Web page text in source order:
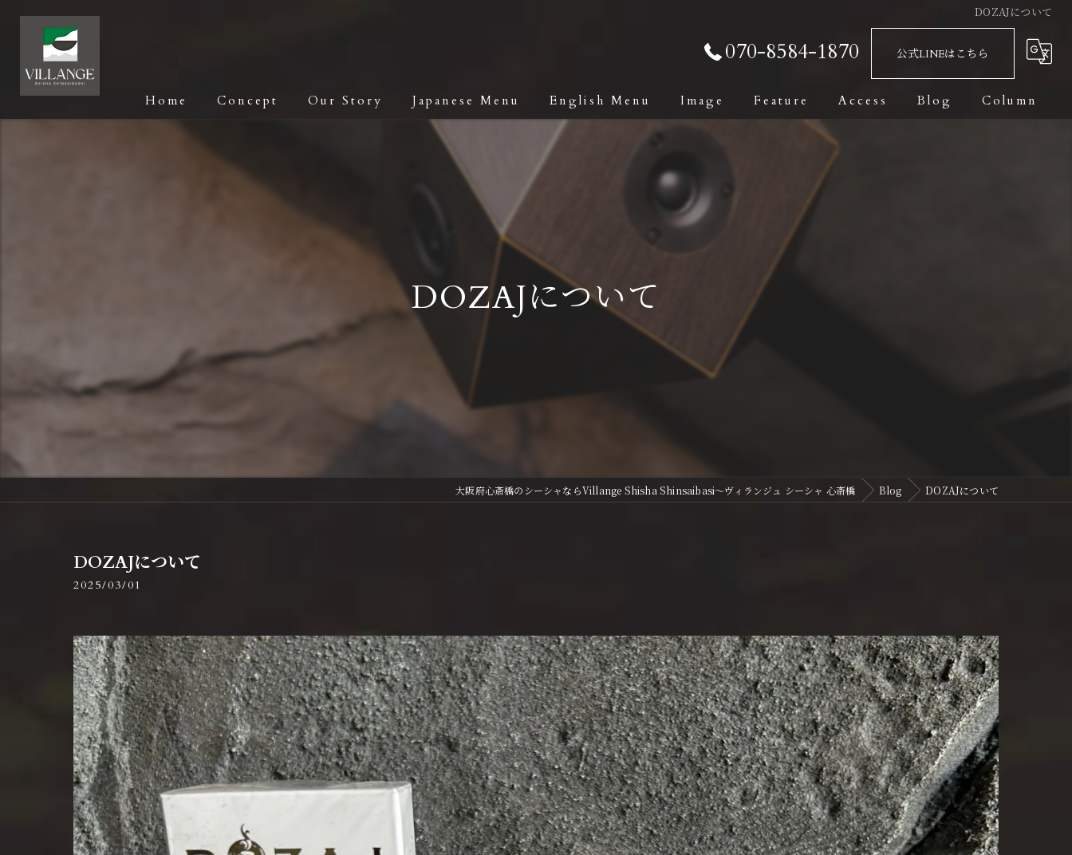
DOZAJについて
070-8584-1870 公式LINEはこちら
Home Concept Our Story Japanese Menu English Menu Image Feature
Private Room
Dark Leaf
Access Blog Column
DOZAJについて
大阪府心斎橋のシーシャならVillange Shisha Shinsaibasi〜ヴィランジュ シーシャ 心斎橋 Blog DOZAJについて
DOZAJについて
2025/03/01